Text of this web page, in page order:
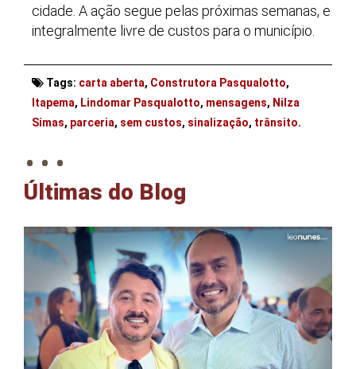
cidade. A ação segue pelas próximas semanas, e
integralmente livre de custos para o município.
Tags: carta aberta, Construtora Pasqualotto,
Itapema, Lindomar Pasqualotto, mensagens, Nilza
Simas, parceria, sem custos, sinalização, trânsito.
. . .
Últimas do Blog